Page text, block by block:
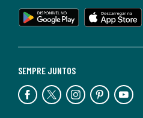
SEMPRE JUNTOS